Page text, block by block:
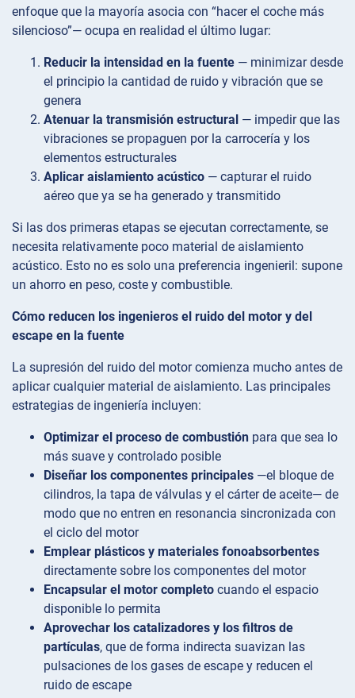
enfoque que la mayoría asocia con “hacer el coche más
silencioso”— ocupa en realidad el último lugar:
Reducir la intensidad en la fuente — minimizar desde
el principio la cantidad de ruido y vibración que se
genera
Atenuar la transmisión estructural — impedir que las
vibraciones se propaguen por la carrocería y los
elementos estructurales
Aplicar aislamiento acústico — capturar el ruido
aéreo que ya se ha generado y transmitido
Si las dos primeras etapas se ejecutan correctamente, se
necesita relativamente poco material de aislamiento
acústico. Esto no es solo una preferencia ingenieril: supone
un ahorro en peso, coste y combustible.
Cómo reducen los ingenieros el ruido del motor y del
escape en la fuente
La supresión del ruido del motor comienza mucho antes de
aplicar cualquier material de aislamiento. Las principales
estrategias de ingeniería incluyen:
Optimizar el proceso de combustión para que sea lo
más suave y controlado posible
Diseñar los componentes principales —el bloque de
cilindros, la tapa de válvulas y el cárter de aceite— de
modo que no entren en resonancia sincronizada con
el ciclo del motor
Emplear plásticos y materiales fonoabsorbentes
directamente sobre los componentes del motor
Encapsular el motor completo cuando el espacio
disponible lo permita
Aprovechar los catalizadores y los filtros de
partículas, que de forma indirecta suavizan las
pulsaciones de los gases de escape y reducen el
ruido de escape